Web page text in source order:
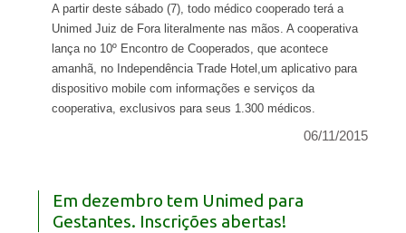
A partir deste sábado (7), todo médico cooperado terá a
Unimed Juiz de Fora literalmente nas mãos. A cooperativa
lança no 10º Encontro de Cooperados, que acontece
amanhã, no Independência Trade Hotel,um aplicativo para
dispositivo mobile com informações e serviços da
cooperativa, exclusivos para seus 1.300 médicos.
06/11/2015
Em dezembro tem Unimed para
Gestantes. Inscrições abertas!